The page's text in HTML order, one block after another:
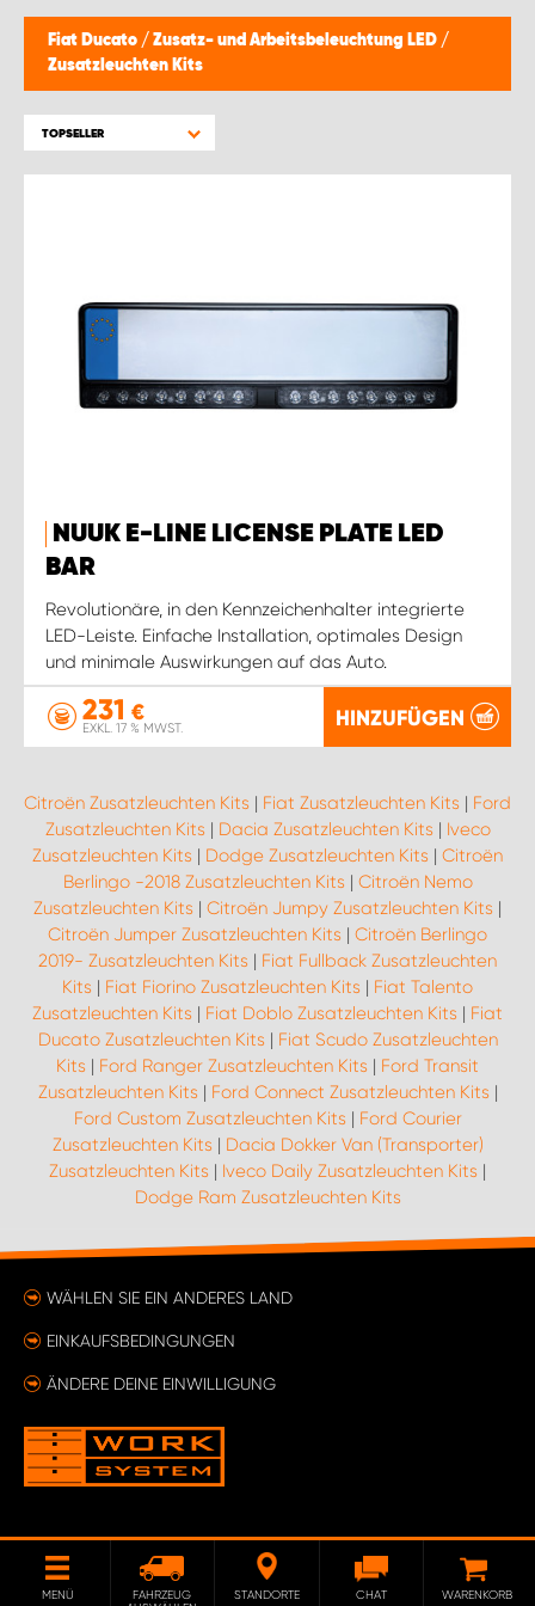
Fiat Ducato / Zusatz- und Arbeitsbeleuchtung LED /
Zusatzleuchten Kits
TOPSELLER
NUUK E-LINE LICENSE PLATE LED
BAR
Revolutionäre, in den Kennzeichenhalter integrierte
LED-Leiste. Einfache Installation, optimales Design
und minimale Auswirkungen auf das Auto.
231 €
EXKL. 17 % MWST. HINZUFÜGEN
Citroën Zusatzleuchten Kits | Fiat Zusatzleuchten Kits | Ford
Zusatzleuchten Kits | Dacia Zusatzleuchten Kits | Iveco
Zusatzleuchten Kits | Dodge Zusatzleuchten Kits | Citroën
Berlingo -2018 Zusatzleuchten Kits | Citroën Nemo
Zusatzleuchten Kits | Citroën Jumpy Zusatzleuchten Kits |
Citroën Jumper Zusatzleuchten Kits | Citroën Berlingo
2019- Zusatzleuchten Kits | Fiat Fullback Zusatzleuchten
Kits | Fiat Fiorino Zusatzleuchten Kits | Fiat Talento
Zusatzleuchten Kits | Fiat Doblo Zusatzleuchten Kits | Fiat
Ducato Zusatzleuchten Kits | Fiat Scudo Zusatzleuchten
Kits | Ford Ranger Zusatzleuchten Kits | Ford Transit
Zusatzleuchten Kits | Ford Connect Zusatzleuchten Kits |
Ford Custom Zusatzleuchten Kits | Ford Courier
Zusatzleuchten Kits | Dacia Dokker Van (Transporter)
Zusatzleuchten Kits | Iveco Daily Zusatzleuchten Kits |
Dodge Ram Zusatzleuchten Kits
WÄHLEN SIE EIN ANDERES LAND
EINKAUFSBEDINGUNGEN
ÄNDERE DEINE EINWILLIGUNG
MENÜ
FAHRZEUG
STANDORTE CHAT WARENKORB